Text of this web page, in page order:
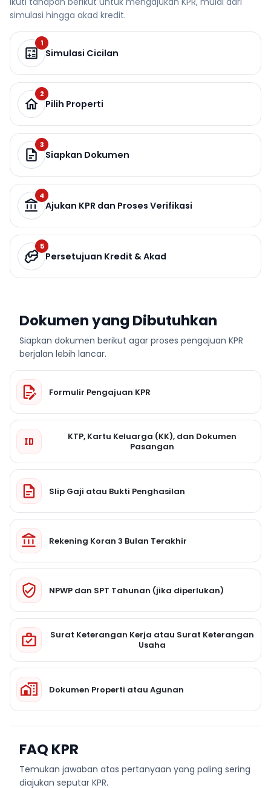
simulasi hingga akad kredit.
1
Simulasi Cicilan
2
Pilih Properti
3
Siapkan Dokumen
4
Ajukan KPR dan Proses Verifikasi
5
Persetujuan Kredit & Akad
Dokumen yang Dibutuhkan
Siapkan dokumen berikut agar proses pengajuan KPR
berjalan lebih lancar.
Formulir Pengajuan KPR
KTP, Kartu Keluarga (KK), dan Dokumen
Pasangan
Slip Gaji atau Bukti Penghasilan
Rekening Koran 3 Bulan Terakhir
NPWP dan SPT Tahunan (jika diperlukan)
Surat Keterangan Kerja atau Surat Keterangan
Usaha
Dokumen Properti atau Agunan
FAQ KPR
Temukan jawaban atas pertanyaan yang paling sering
diajukan seputar KPR.